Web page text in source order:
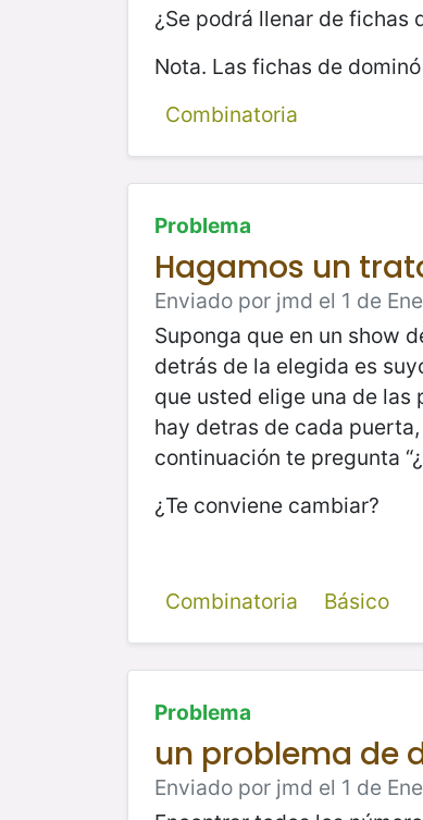
¿Se podrá llenar de fichas
Nota. Las fichas de
Combinatoria
Problema
Hagamos un
Enviado por jmd el 1 de
Suponga que en un show
detrás de la elegida es
que usted elige una de las
hay detras de cada
continuación te pregunta
¿Te conviene cambiar?
Combinatoria Básico
Problema
un problema de
Enviado por jmd el 1 de